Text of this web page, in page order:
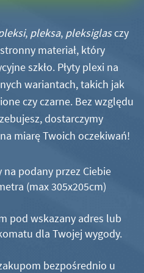
, pleksa, pleksiglasczy
materiał, który
szkło. Płyty plexi na
wariantach, takich jak
czy czarne. Bez względu
dostarczymy
miarę Twoich oczekiwań!
na podany przez Ciebie
(max 305x205cm)
pod wskazany adres lub
dla Twojej wygody.
bezpośrednio u